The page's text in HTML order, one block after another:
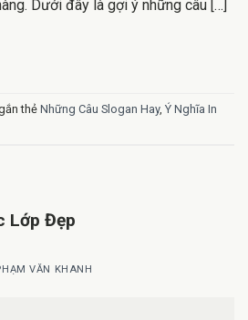
Dưới đây là gợi ý những câu […]
thẻ Những Câu Slogan Hay, Ý Nghĩa In
Lớp Đẹp
VĂN KHANH